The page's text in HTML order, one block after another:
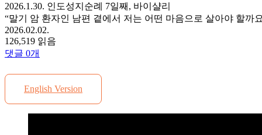
2026.1.30. 인도성지순례 7일째, 바이샬리
“말기 암 환자인 남편 곁에서 저는 어떤 마음으로 살아야 할까
2026.02.02.
126,519 읽음
댓글 0개
English Version